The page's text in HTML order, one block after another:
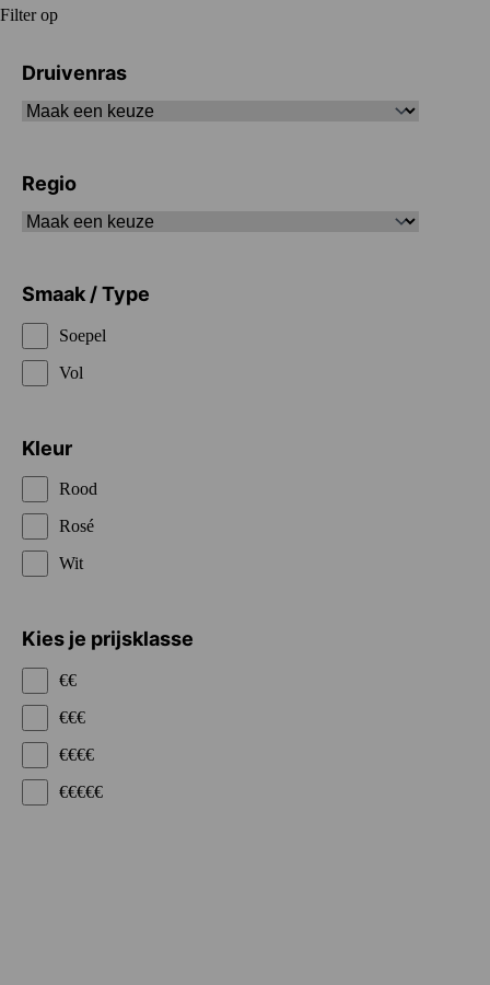
Filter op
Druivenras
Regio
Smaak / Type
Soepel
Vol
Kleur
Rood
Rosé
Wit
Kies je prijsklasse
€€
€€€
€€€€
€€€€€